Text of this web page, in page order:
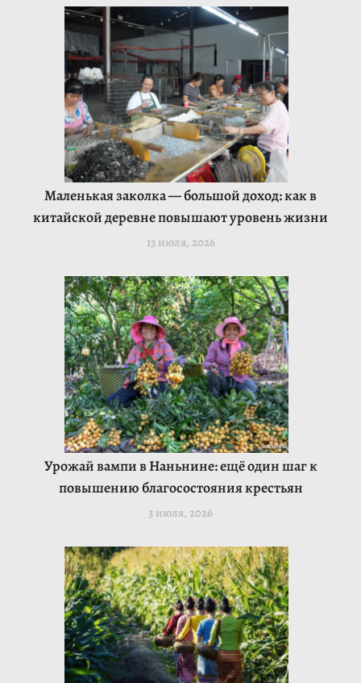
Маленькая заколка — большой доход: как в
китайской деревне повышают уровень жизни
13 июля, 2026
Урожай вампи в Наньнине: ещё один шаг к
повышению благосостояния крестьян
3 июля, 2026